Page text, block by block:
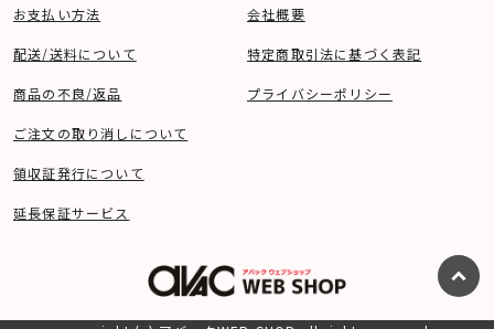
お支払い方法
配送/送料について
商品の不良/返品
ご注文の取り消しについて
領収証発行について
延長保証サービス
会社概要
特定商取引法に基づく表記
プライバシーポリシー